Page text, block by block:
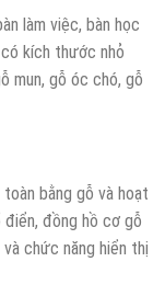
làm việc, bàn học
kích thước nhỏ
mun, gỗ óc chó, gỗ
bằng gỗ và hoạt
đồng hồ cơ gỗ
chức năng hiển thị